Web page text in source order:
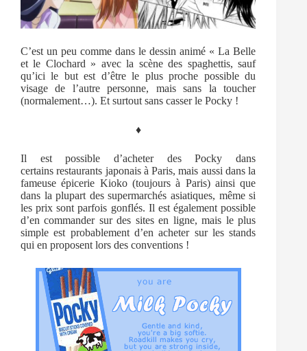
C’est un peu comme dans le dessin animé « La Belle
et le Clochard » avec la scène des spaghettis, sauf
qu’ici le but est d’être le plus proche possible du
visage de l’autre personne, mais sans la toucher
(normalement…). Et surtout sans casser le Pocky !
♦
Il est possible d’acheter des Pocky dans
certains restaurants japonais à Paris, mais aussi dans la
fameuse épicerie Kioko (toujours à Paris) ainsi que
dans la plupart des supermarchés asiatiques, même si
les prix sont parfois gonflés. Il est également possible
d’en commander sur des sites en ligne, mais le plus
simple est probablement d’en acheter sur les stands
qui en proposent lors des conventions !